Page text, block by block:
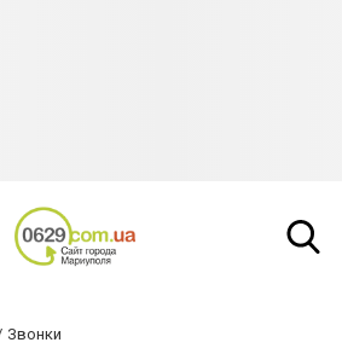
Звонки